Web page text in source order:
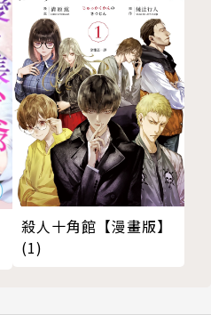
殺人十角館【漫畫版】
(1)